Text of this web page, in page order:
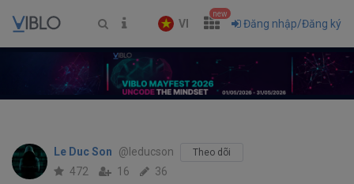
VI
new
Đăng nhập/Đăng ký
Le Duc Son @leducson Theo dõi
472 16 36